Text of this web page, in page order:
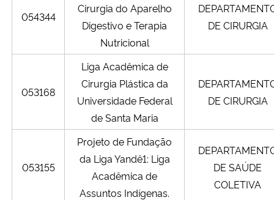
054344
Cirurgia do Aparelho
Digestivo e Terapia
Nutricional
DE CIRURGIA
053168
Liga Acadêmica de
Cirurgia Plástica da
Universidade Federal
de Santa Maria
DE CIRURGIA
053155
Projeto de Fundação
da Liga Yandê1: Liga
Acadêmica de
Assuntos Indígenas.
DE SAÚDE
COLETIVA